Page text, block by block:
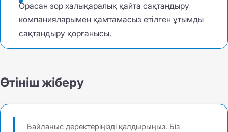
Орасан зор халықаралық қайта сақтандыру
компанияларымен қамтамасыз етілген ұтымды
сақтандыру қорғанысы.
Өтініш жіберу
Байланыс деректеріңізді қалдырыңыз. Біз